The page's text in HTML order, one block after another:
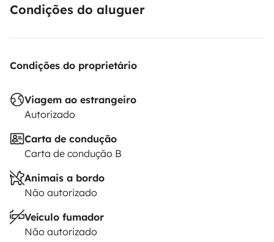
Condições do aluguer
Condições do proprietário
Viagem ao estrangeiro
Autorizado
Carta de condução
Carta de condução B
Animais a bordo
Não autorizado
Veículo fumador
Não autorizado